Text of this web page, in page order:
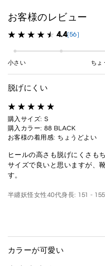
お客様のレビュー
4.4(56)
小さい ちょ
脱げにくい
購入サイズ: S
購入カラー: 88 BLACK
お客様の着用感: ちょうどよい
ヒールの高さも脱げにくさも
サイズで良いと思いますが、
す。
半纏妖怪女性40代身長: 151 -
カラーが可愛い